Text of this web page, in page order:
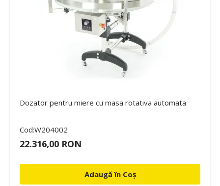
Dozator pentru miere cu masa rotativa automata
Cod:W204002
22.316,00 RON
Adaugă în Coș